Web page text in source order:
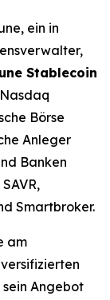
ein in
Stablecoin
Börse
Anleger
Banken
Smartbroker.
am
Angebot